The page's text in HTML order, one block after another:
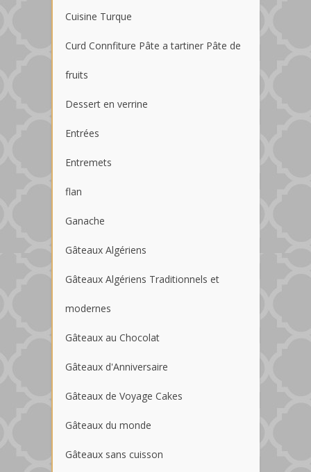
Cuisine Turque
Curd Connfiture Pâte a tartiner Pâte de
fruits
Dessert en verrine
Entrées
Entremets
flan
Ganache
Gâteaux Algériens
Gâteaux Algériens Traditionnels et
modernes
Gâteaux au Chocolat
Gâteaux d'Anniversaire
Gâteaux de Voyage Cakes
Gâteaux du monde
Gâteaux sans cuisson